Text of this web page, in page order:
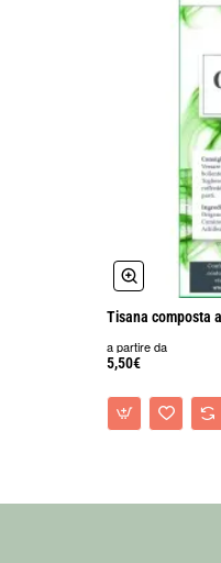
Tisana composta
a partire da
5,50€